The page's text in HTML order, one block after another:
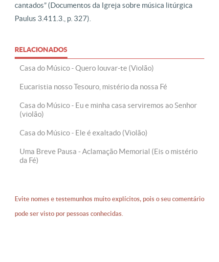
cantados” (Documentos da Igreja sobre música litúrgica
Paulus 3.411.3., p. 327).
RELACIONADOS
Casa do Músico - Quero louvar-te (Violão)
Eucaristia nosso Tesouro, mistério da nossa Fé
Casa do Músico - Eu e minha casa serviremos ao Senhor
(violão)
Casa do Músico - Ele é exaltado (Violão)
Uma Breve Pausa - Aclamação Memorial (Eis o mistério
da Fé)
Evite nomes e testemunhos muito explícitos, pois o seu comentário
pode ser visto por pessoas conhecidas.